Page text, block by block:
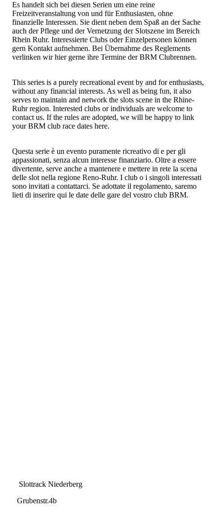
Es handelt sich bei diesen Serien um eine reine
Freizeitveranstaltung von und für Enthusiasten, ohne
finanzielle Interessen. Sie dient neben dem Spaß an der Sache
auch der Pflege und der Vernetzung der Slotszene im Bereich
Rhein Ruhr. Interessierte Clubs oder Einzelpersonen können
gern Kontakt aufnehmen. Bei Übernahme des Reglements
verlinken wir hier gerne ihre Termine der BRM Clubrennen.
This series is a purely recreational event by and for enthusiasts,
without any financial interests. As well as being fun, it also
serves to maintain and network the slots scene in the Rhine-
Ruhr region. Interested clubs or individuals are welcome to
contact us. If the rules are adopted, we will be happy to link
your BRM club race dates here.
Questa serie è un evento puramente ricreativo di e per gli
appassionati, senza alcun interesse finanziario. Oltre a essere
divertente, serve anche a mantenere e mettere in rete la scena
delle slot nella regione Reno-Ruhr. I club o i singoli interessati
sono invitati a contattarci. Se adottate il regolamento, saremo
lieti di inserire qui le date delle gare del vostro club BRM.
Slottrack Niederberg
Grubenstr.4b